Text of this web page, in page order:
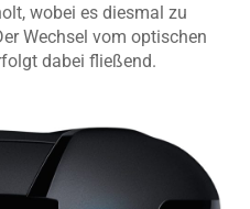
wobei es diesmal zu
Wechsel vom optischen
dabei fließend.